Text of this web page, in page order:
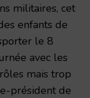
militaires, cet
enfants de
le 8
avec les
mais trop
président de